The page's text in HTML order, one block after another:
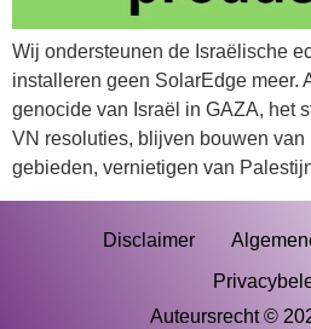
Wij ondersteunen de Israëlische
installeren geen SolarEdge meer.
genocide van Israël in GAZA, het
VN resoluties, blijven bouwen
gebieden, vernietigen van
Disclaimer
Auteursrecht ©